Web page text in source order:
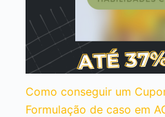
Como conseguir um
Formulação de caso em